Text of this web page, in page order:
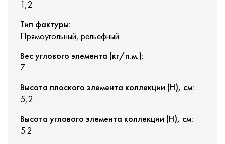
1,2
Тип фактуры:
Прямоугольный, рельефный
Вес углового элемента (кг/п.м.):
7
Высота плоского элемента коллекции (H), см:
5,2
Высота углового элемента коллекции (H), см:
5.2